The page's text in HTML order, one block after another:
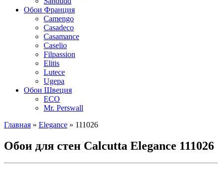
Обои Франция
Camengo
Casadeco
Casamance
Caselio
Filpassion
Elitis
Lutece
Ugepa
Обои Швеция
ECO
Mr. Perswall
Главная » Elegance » 111026
Обои для стен Calcutta Elegance 111026